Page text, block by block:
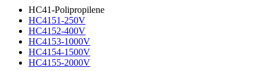
HC41-Polipropilene
HC4151-250V
HC4152-400V
HC4153-1000V
HC4154-1500V
HC4155-2000V